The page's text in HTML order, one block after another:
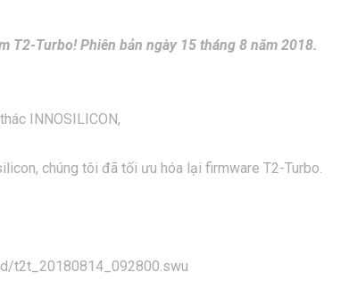
T2-Turbo! Phiên bản ngày 15 tháng 8 năm 2018.
INNOSILICON,
chúng tôi đã tối ưu hóa lại firmware T2-Turbo.
t2t_20180814_092800.swu